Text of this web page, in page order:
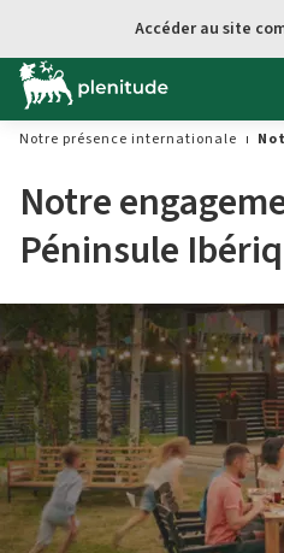
Aller au contenu principal
Accéder au site
Notre présence internationale
Notre
Péninsule